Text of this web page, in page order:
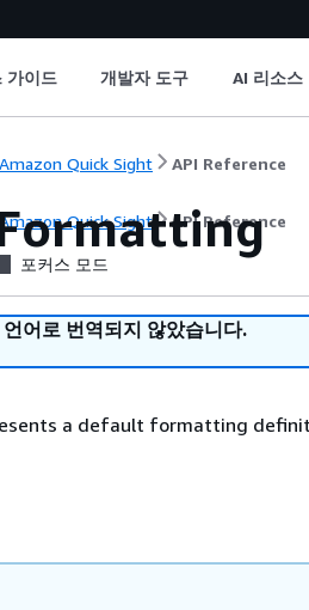
가이드 개발자 도구 AI 리소스
Amazon Quick Sight API Reference
Amazon Quick Sight API Reference
포커스 모드
어로 번역되지 않았습니다.
a default formatting